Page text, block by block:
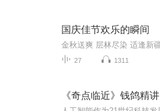
国庆佳节欢乐的瞬间
27 1311
《奇点临近》钱鸽精讲